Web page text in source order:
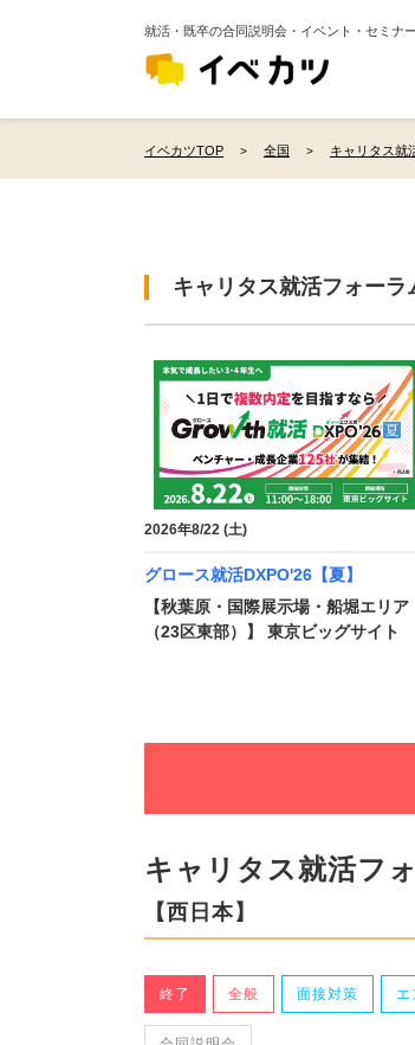
就活・既卒の合同説明会・イベント・セミナ
イベカツTOP 全国 キャリタス就
キャリタス就活フォーラ
2026年8/22 (土)
グロース就活DXPO'26【夏】
【秋葉原・国際展示場・船堀エリア
（23区東部）】 東京ビッグサイト
キャリタス就活フ
【西日本】
終了 全般 面接対策 エ